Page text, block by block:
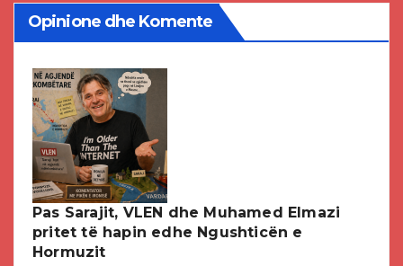
Opinione dhe Komente
Pas Sarajit, VLEN dhe Muhamed Elmazi
pritet të hapin edhe Ngushticën e
Hormuzit